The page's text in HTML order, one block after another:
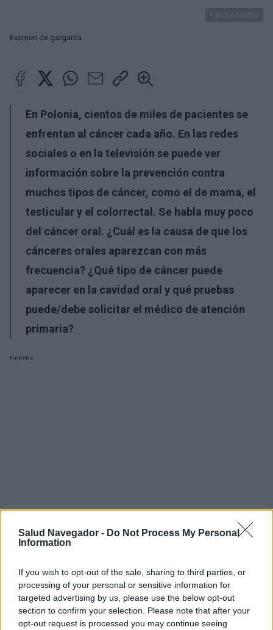
Salud Navegador - Do Not Process My Personal
Information
If you wish to opt-out of the sale, sharing to third parties, or
processing of your personal or sensitive information for
targeted advertising by us, please use the below opt-out
section to confirm your selection. Please note that after your
opt-out request is processed you may continue seeing
Examen de garganta
En Polonia, cientos de miles de pacientes se
enfrentan al cáncer cada año. En las redes
sociales o en la televisión se puede ver
información sobre la prevención contra
muchos tipos de cáncer, como el de mama, el
testicular y el colorrectal. Se habla muy poco
del cáncer oral. ¿Cuál es la causa de que los
cánceres orales aparezcan con más
frecuencia? ¿Qué tipo de cáncer puede
aparecer en la cavidad oral y qué pruebas
puede/debe solicitar el médico de atención
primaria?
Publicidad:
¿Interesante? ¡Compártelo en Facebook!
¿Quiere estar al día? Síganos en GoogleNews